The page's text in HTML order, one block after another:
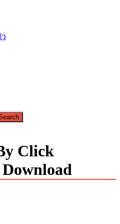
ถาวร ใหม่ 2023 ไม่ครอบลิงค์
Click